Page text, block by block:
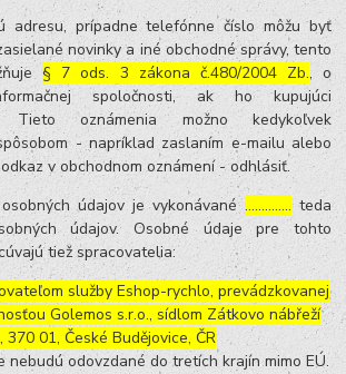
adresu, prípadne telefónne číslo môžu byť
novinky a iné obchodné správy, tento
§ 7 ods. 3 zákona č.480/2004 Zb., o
spoločnosti, ak ho kupujúci
Tieto oznámenia možno kedykoľvek
- napríklad zaslaním e-mailu alebo
v obchodnom oznámení - odhlásiť.
údajov je vykonávané…………..teda
údajov. Osobné údaje pre tohto
tiež spracovatelia:
služby Eshop-rychlo, prevádzkovanej
Golemos s.r.o., sídlom Zátkovo nábřeží
370 01, České Budějovice, ČR
nebudú odovzdané do tretích krajín mimo EÚ.